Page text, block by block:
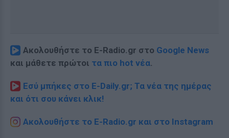
Ακολουθήστε το E-Radio.gr στο Google News
και μάθετε πρώτοι τα πιο hot νέα.
Εσύ μπήκες στο E-Daily.gr; Τα νέα της ημέρας
και ότι σου κάνει κλικ!
Ακολουθήστε το E-Radio.gr και στο Instagram